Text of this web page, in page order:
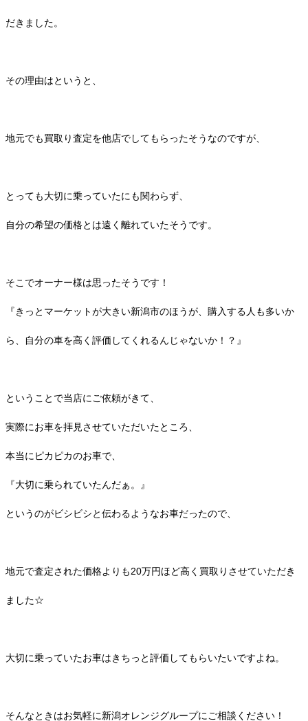
だきました。
その理由はというと、
地元でも買取り査定を他店でしてもらったそうなのですが、
とっても大切に乗っていたにも関わらず、
自分の希望の価格とは遠く離れていたそうです。
そこでオーナー様は思ったそうです！
『きっとマーケットが大きい新潟市のほうが、購入する人も多いか
ら、自分の車を高く評価してくれるんじゃないか！？』
ということで当店にご依頼がきて、
実際にお車を拝見させていただいたところ、
本当にピカピカのお車で、
『大切に乗られていたんだぁ。』
というのがビシビシと伝わるようなお車だったので、
地元で査定された価格よりも20万円ほど高く買取りさせていただき
ました☆
大切に乗っていたお車はきちっと評価してもらいたいですよね。
そんなときはお気軽に新潟オレンジグループにご相談ください！